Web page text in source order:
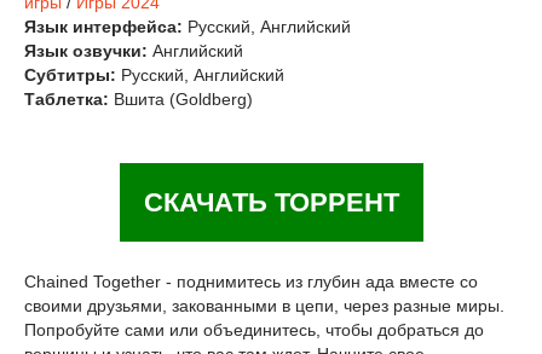
Язык интерфейса: Русский, Английский
Язык озвучки: Английский
Субтитры: Русский, Английский
Таблетка: Вшита (Goldberg)
СКАЧАТЬ ТОРРЕНТ
Chained Together - поднимитесь из глубин ада вместе со
своими друзьями, закованными в цепи, через разные миры.
Попробуйте сами или объединитесь, чтобы добраться до